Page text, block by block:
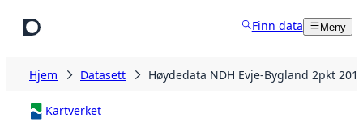
Finn data Meny
Hjem Datasett Høydedata NDH Evje-Bygland 2pkt
Kartverket